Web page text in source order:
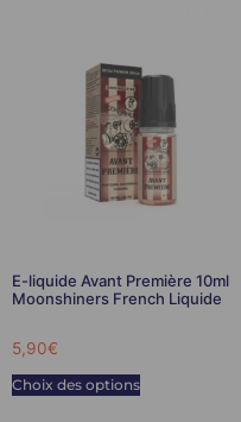
E-liquide Avant Première 10ml
Moonshiners French Liquide
5,90€
Choix des options